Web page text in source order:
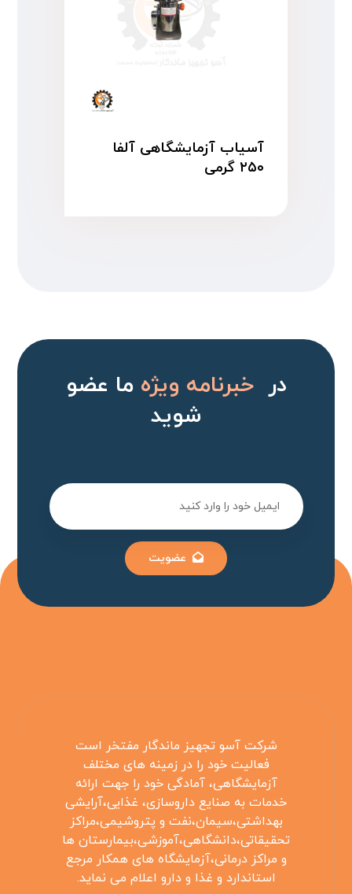
آسیاب آزمایشگاهی آلفا
۲۵۰ گرمی
درخبرنامه ویژهما عضو
شوید
عضویت
شرکت آسو تجهیز ماندگار مفتخر است
فعالیت خود را در زمینه های مختلف
آزمایشگاهی، آمادگی خود را جهت ارائه
خدمات به صنایع داروسازی، غذایی،آرایشی
بهداشتی،سیمان،نفت و پتروشیمی،مراکز
تحقیقاتی،دانشگاهی،آموزشی،بیمارستان ها
و مراکز درمانی،آزمایشگاه های همکار مرجع
استاندارد و غذا و دارو اعلام می نماید.